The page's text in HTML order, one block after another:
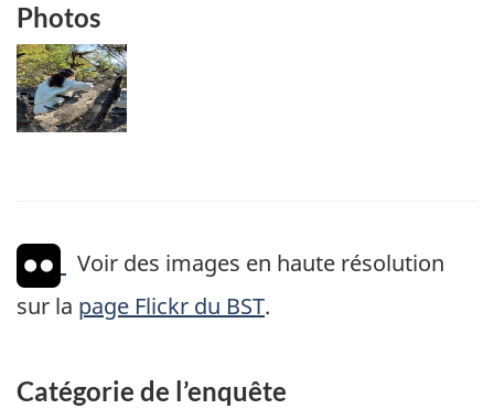
Photos
Image
Voir des images en haute résolution
sur la page Flickr du BST.
Catégorie de l’enquête